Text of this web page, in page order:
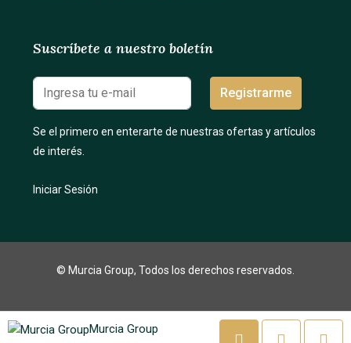
Murcia Group
Suscríbete a nuestro boletín
Registrarme
Se el primero en enterarte de nuestras ofertas y artículos
de interés.
Iniciar Sesión
© Murcia Group, Todos los derechos reservados.